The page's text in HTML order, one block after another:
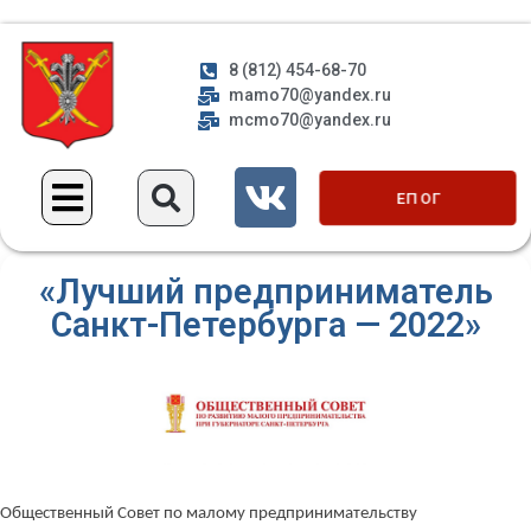
8 (812) 454-68-70
mamo70@yandex.ru
mcmo70@yandex.ru
ЕП ОГ
«Лучший предприниматель
Санкт-Петербурга — 2022»
Общественный Совет по малому предпринимательству